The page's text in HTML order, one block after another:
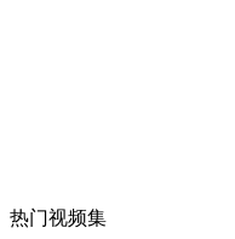
山西运城恶犬咬伤多
热门视频集